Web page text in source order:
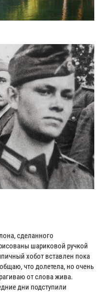
сделанного
шариковой ручкой
хобот вставлен пока
что долетела, но очень
от слова жива.
дни подступили